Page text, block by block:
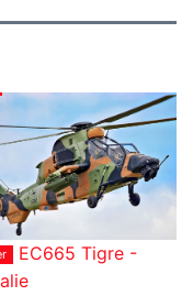
EC665 Tigre -